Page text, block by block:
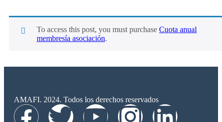
To access this post, you must purchase Cuota anual
membresía asociación.
AMAFI. 2024. Todos los derechos reservados